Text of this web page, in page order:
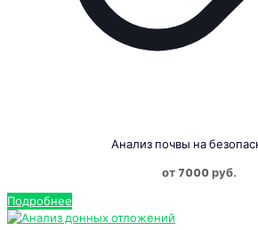
Анализ почвы на
от 7000 руб.
Подробнее